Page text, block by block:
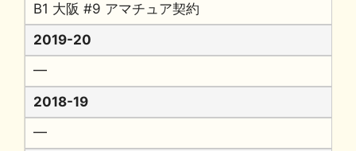
B1 大阪 #9 アマチュア契約
2019-20
━
2018-19
━